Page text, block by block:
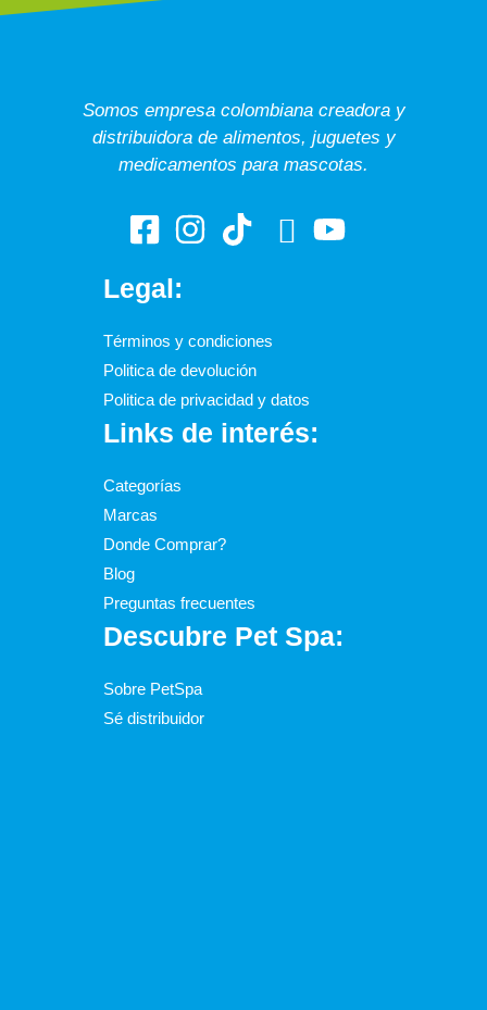
Somos empresa colombiana creadora y
distribuidora de alimentos, juguetes y
medicamentos para mascotas.
Legal:
Términos y condiciones
Politica de devolución
Politica de privacidad y datos
Links de interés:
Categorías
Marcas
Donde Comprar?
Blog
Preguntas frecuentes
Descubre Pet Spa:
Sobre PetSpa
Sé distribuidor